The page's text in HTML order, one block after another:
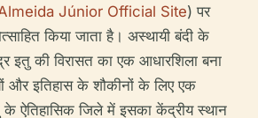
Júnior Official Site) पर
किया जाता है। अस्थायी बंदी के
इतु की विरासत का एक आधारशिला बना
और इतिहास के शौकीनों के लिए एक
ऐतिहासिक जिले में इसका केंद्रीय स्थान